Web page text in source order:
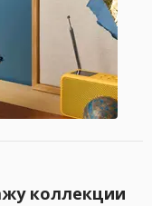
коллекции